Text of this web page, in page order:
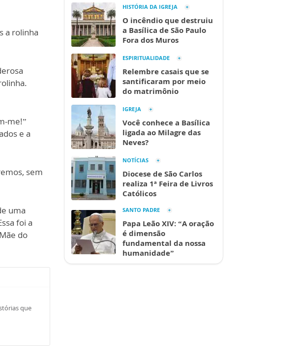
a rolinha
me!”
e a
sem
uma
foi a
do
que
HISTÓRIA DA IGREJA
O incêndio que destruiu
a Basílica de São Paulo
Fora dos Muros
ESPIRITUALIDADE
Relembre casais que se
santificaram por meio
do matrimônio
IGREJA
Você conhece a Basílica
ligada ao Milagre das
Neves?
NOTÍCIAS
Diocese de São Carlos
realiza 1ª Feira de Livros
Católicos
SANTO PADRE
Papa Leão XIV: “A oração
é dimensão
fundamental da nossa
humanidade”